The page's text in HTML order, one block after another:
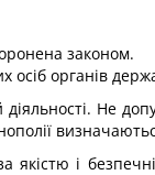
законом.
осіб органів
діяльності.
і